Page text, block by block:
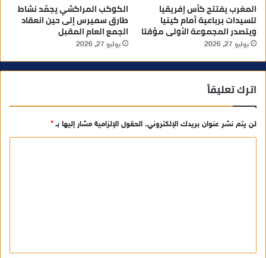
المغرب يفتتح كأس إفريقيا
للسيدات برباعية أمام كينيا
ويتصدر المجموعة الأولى مؤقتا
يوليو 27, 2026
الكوكب المراكشي يجمّد نشاط
طارق سميرس إلى حين انعقاد
الجمع العام المقبل
يوليو 27, 2026
اترك تعليقاً
لن يتم نشر عنوان بريدك الإلكتروني. الحقول الإلزامية مشار إليها بـ*
ق